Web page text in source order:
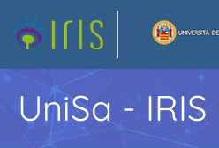
UniSa - IRIS